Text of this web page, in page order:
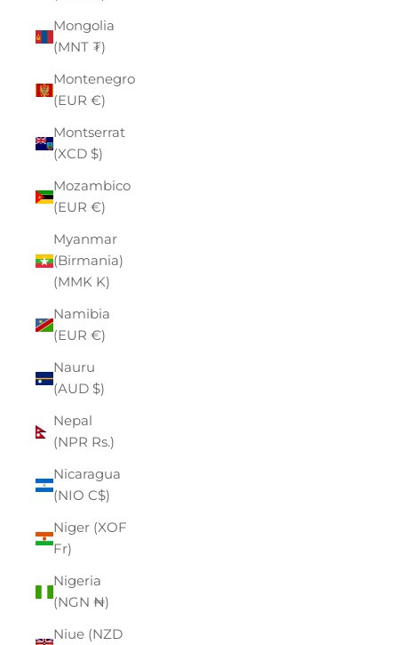
Mongolia
(MNT ₮)
Montenegro
(EUR €)
Montserrat
(XCD $)
Mozambico
(EUR €)
Myanmar
(Birmania)
(MMK K)
Namibia
(EUR €)
Nauru
(AUD $)
Nepal
(NPR Rs.)
Nicaragua
(NIO C$)
Niger (XOF
Fr)
Nigeria
(NGN ₦)
Niue (NZD